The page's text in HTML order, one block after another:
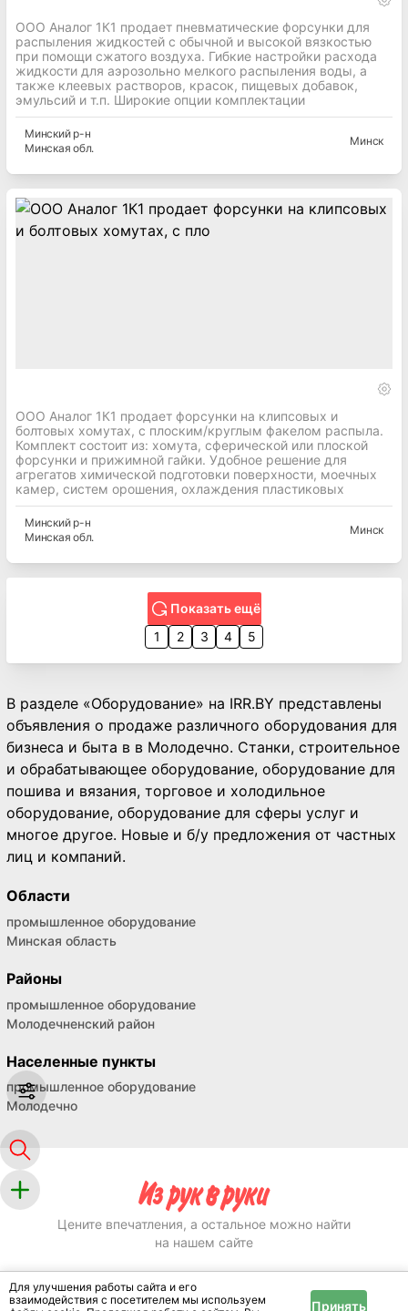
ООО Аналог 1К1 продает пневматические форсунки для
распыления жидкостей с обычной и высокой вязкостью
при помощи сжатого воздуха. Гибкие настройки расхода
жидкости для аэрозольно мелкого распыления воды, а
также клеевых растворов, красок, пищевых добавок,
эмульсий и т.п. Широкие опции комплектации
Минскийр-н
Минская обл.
Минск
ООО Аналог 1К1 продает форсунки на клипсовых и
болтовых хомутах, с плоским/круглым факелом распыла.
Комплект состоит из: хомута, сферической или плоской
форсунки и прижимной гайки. Удобное решение для
агрегатов химической подготовки поверхности, моечных
камер, систем орошения, охлаждения пластиковых
Минскийр-н
Минская обл.
Минск
Показать ещё
1
2 3 4 5
В разделе «Оборудование» на IRR.BY представлены
объявления о продаже различного оборудования для
бизнеса и быта в в Молодечно. Станки, строительное
и обрабатывающее оборудование, оборудование для
пошива и вязания, торговое и холодильное
оборудование, оборудование для сферы услуг и
многое другое. Новые и б/у предложения от частных
лиц и компаний.
Области
промышленное оборудование
Минская область
Районы
промышленное оборудование
Молодечненский район
Населенные пункты
промышленное оборудование
Молодечно
Для улучшения работы сайта и его
взаимодействия с посетителем мы используем
Принять
Цените впечатления, а остальное можно найти
на нашем сайте
Размещение